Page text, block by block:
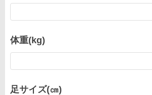
体重(kg)
足サイズ(㎝)